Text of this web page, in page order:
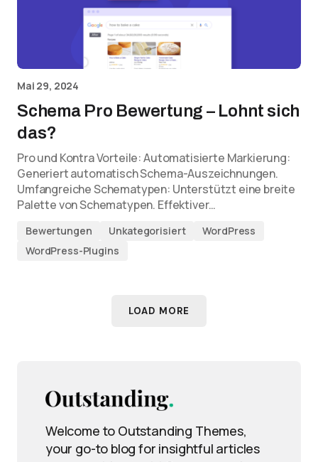
Mai 29, 2024
Schema Pro Bewertung – Lohnt sich
das?
Pro und Kontra Vorteile: Automatisierte Markierung:
Generiert automatisch Schema-Auszeichnungen.
Umfangreiche Schematypen: Unterstützt eine breite
Palette von Schematypen. Effektiver…
Bewertungen Unkategorisiert
WordPress
WordPress-Plugins
LOAD MORE
Welcome to Outstanding Themes,
your go-to blog for insightful articles